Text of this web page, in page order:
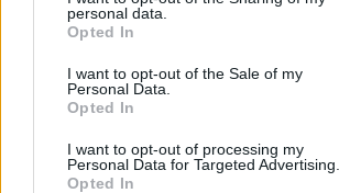
personal data.
Opted In
I want to opt-out of the Sale of my
Personal Data.
Opted In
I want to opt-out of processing my
Personal Data for Targeted Advertising.
Opted In
Capacita Jovem de Poiares
jovens ao mundo do